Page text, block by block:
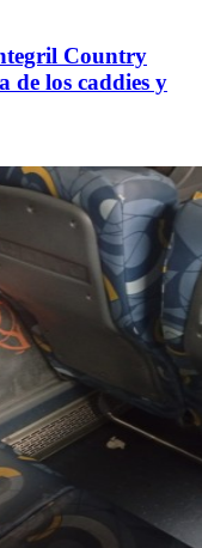
Country
de los caddies y